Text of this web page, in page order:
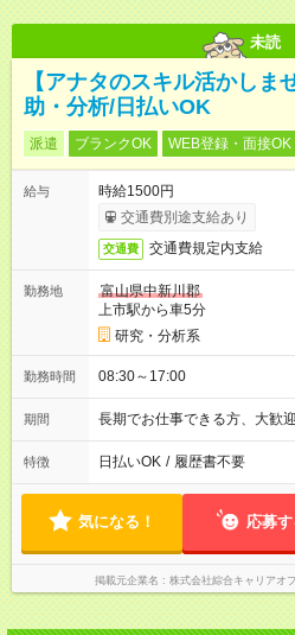
未読
【アナタのスキル活かしま
助・分析/日払いOK
派遣 ブランクOK WEB登録・面接OK
給与
時給1500円
交通費別途支給あり
交通費 交通費規定内支給
勤務地
富山県中新川郡
上市駅から車5分
研究・分析系
勤務時間 08:30～17:00
期間 長期でお仕事できる方、大歓迎
特徴 日払いOK / 履歴書不要
気になる！ 応募す
掲載元企業名 株式会社綜合キャリアオ